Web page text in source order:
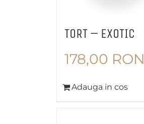
TORT – EXOTIC
178,00 RON
Adauga in cos